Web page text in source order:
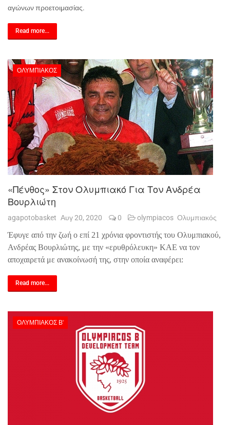
αγώνων προετοιμασίας.
Read more...
ΟΛΥΜΠΙΑΚΌΣ
«Πένθος» Στον Ολυμπιακό Για Τον Ανδρέα
Βουρλιώτη
agapotobasket Αυγ 20, 2020 0 olympiacos Ολυμπιακός
Έφυγε από την ζωή ο επί 21 χρόνια φροντιστής του Ολυμπιακού,
Ανδρέας Βουρλιώτης, με την «ερυθρόλευκη» ΚΑΕ να τον
αποχαιρετά με ανακοίνωσή της, στην οποία αναφέρει:
Read more...
ΟΛΥΜΠΙΑΚΌΣ Β'